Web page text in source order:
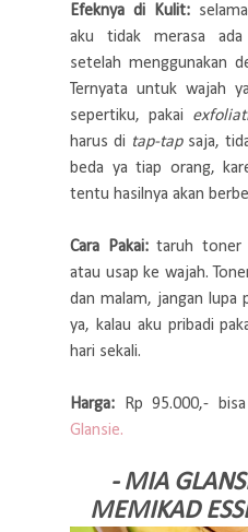
Efeknya di Kulit:
aku tidak merasa
setelah menggunakan
Ternyata untuk wajah
sepertiku, pakai
harus di tap-tap saja,
beda ya tiap orang,
tentu hasilnya akan
Cara Pakai:taruh toner
atau usap ke wajah.
dan malam, jangan lupa
ya, kalau aku pribadi
hari sekali.
Harga: Rp 95.000,-
Glansie.
- MIA
MEMIKAD